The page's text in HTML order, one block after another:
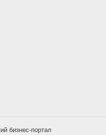
бизнес-портал